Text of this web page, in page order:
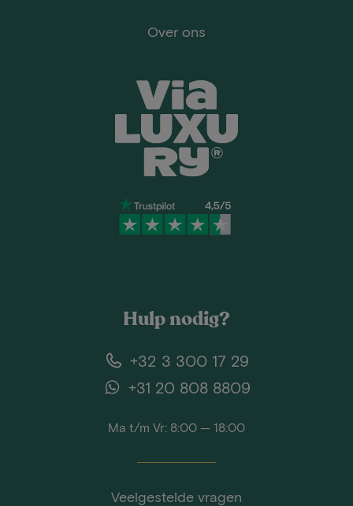
Over ons
Hulp nodig?
+32 3 300 17 29
+31 20 808 8809
Ma t/m Vr: 8:00 — 18:00
Veelgestelde vragen